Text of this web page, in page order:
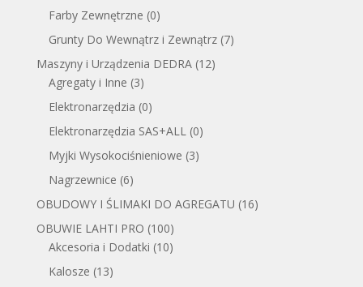
Farby Zewnętrzne (0)
Grunty Do Wewnątrz i Zewnątrz (7)
Maszyny i Urządzenia DEDRA (12)
Agregaty i Inne (3)
Elektronarzędzia (0)
Elektronarzędzia SAS+ALL (0)
Myjki Wysokociśnieniowe (3)
Nagrzewnice (6)
OBUDOWY I ŚLIMAKI DO AGREGATU (16)
OBUWIE LAHTI PRO (100)
Akcesoria i Dodatki (10)
Kalosze (13)